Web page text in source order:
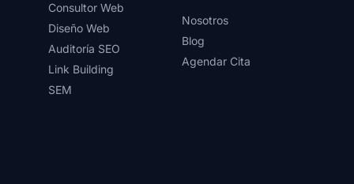
Consultor Web
Diseño Web
Auditoría SEO
Link Building
SEM
Nosotros
Blog
Agendar Cita